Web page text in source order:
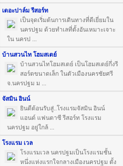
เดอะปาล์ม รีสอร์ท
เป็นจุดเริ่มต้นการเดินทางที่ดีเยี่ยมใน
นครปฐม ด้วยทำเลที่ตั้งอันเหมาะเจาะ
ใน นครป ...
บ้านสวนไท โฮมสเตย์
บ้านสวนไทโฮมสเตย์ เป็นโฮมสเตย์กึ่งรี
สอร์ตขนาดเล็ก ในตัวเมืองนครชัยศรี
จ.นครปฐม ม ...
จัสมิน อินน์
ยินดีต้อนรับสู่..โรงแรมจัสมิน อินน์
แอนด์ แฟนตาซี รีสอร์ท โรงแรม
นครปฐม อยู่ใกล้ ...
โรงแรม เวล
โรงแรมเวล นครปฐมเป็นโรงแรมชั้น
หนึ่งแห่งแรกใจกลางเมืองนครปฐม ตั้ง